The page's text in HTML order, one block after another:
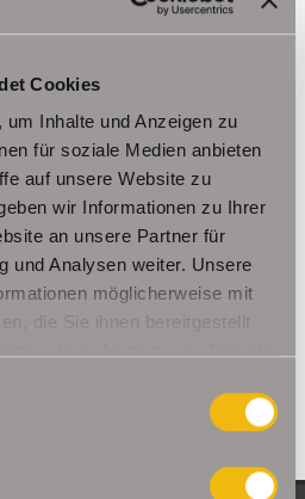
Cookies
Inhalte und Anzeigen zu
für soziale Medien anbieten
auf unsere Website zu
wir Informationen zu Ihrer
an unsere Partner für
und Analysen weiter. Unsere
möglicherweise mit
die Sie ihnen bereitgestellt
Ruhla
Steinbach-Hallenberg/ Viernau
Weimar / Legefeld
Am Ettersberg Häuser Am Ettersberg
Am Ettersberg Immobilien Am
Immobilienkauf Am